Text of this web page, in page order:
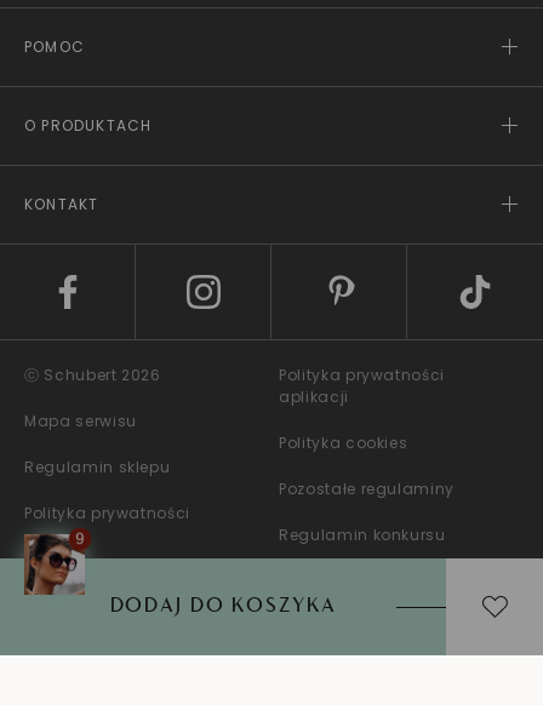
DODAJ DO KOSZYKA
POMOC
O PRODUKTACH
KONTAKT
ⓒ Schubert 2026
Mapa serwisu
Regulamin sklepu
Polityka prywatności
Polityka prywatności
aplikacji
Polityka cookies
Pozostałe regulaminy
Regulamin konkursu